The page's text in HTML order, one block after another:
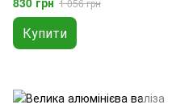
1 056 грн
Купити